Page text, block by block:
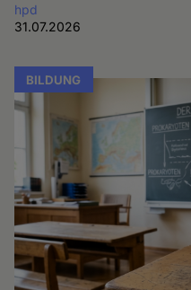
hpd
31.07.2026
BILDUNG